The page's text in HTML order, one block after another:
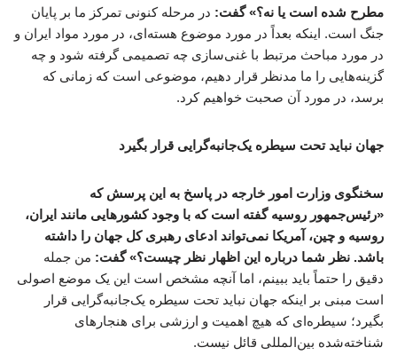
مطرح شده است یا نه؟» گفت: در مرحله کنونی تمرکز ما بر پایان
جنگ است. اینکه بعداً در مورد موضوع هسته‌ای، در مورد مواد ایران و
در مورد مباحث مرتبط با غنی‌سازی چه تصمیمی گرفته شود و چه
گزینه‌هایی را ما مدنظر قرار دهیم، موضوعی است که زمانی که
برسد، در مورد آن صحبت خواهیم کرد.
جهان نباید تحت سیطره یک‌جانبه‌گرایی قرار بگیرد
سخنگوی وزارت امور خارجه در پاسخ به این پرسش که
«رئیس‌جمهور روسیه گفته‌ است که با وجود کشورهایی مانند ایران،
روسیه و چین، آمریکا نمی‌تواند ادعای رهبری کل جهان را داشته
باشد. نظر شما درباره این اظهار نظر چیست؟» گفت: من جمله
دقیق را حتماً باید ببینم، اما آنچه مشخص است این یک موضع اصولی
است مبنی بر اینکه جهان نباید تحت سیطره یک‌جانبه‌گرایی قرار
بگیرد؛ سیطره‌ای که هیچ اهمیت و ارزشی برای هنجارهای
شناخته‌شده بین‌المللی قائل نیست.